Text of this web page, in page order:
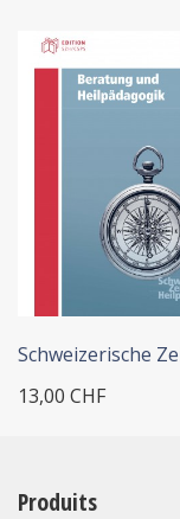
13,00 CHF
Produits